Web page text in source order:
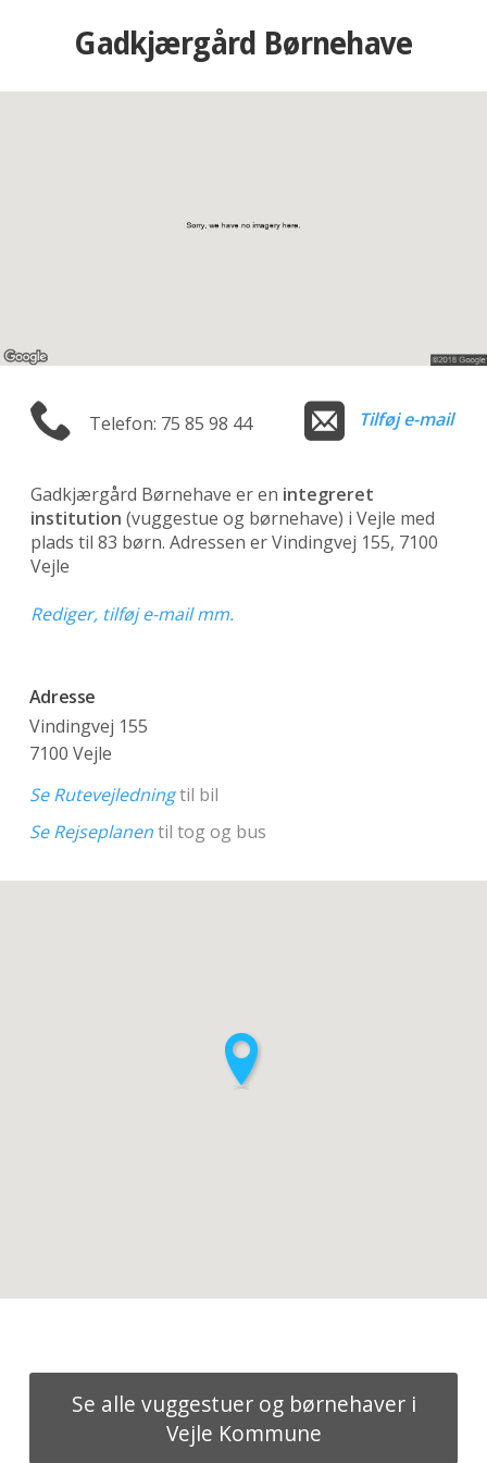
Gadkjærgård Børnehave
Telefon: 75 85 98 44 Tilføj e-mail
Gadkjærgård Børnehave er en integreret
institution (vuggestue og børnehave) i Vejle med
plads til 83 børn. Adressen er Vindingvej 155, 7100
Vejle
Rediger, tilføj e-mail mm.
Adresse
Vindingvej 155
7100 Vejle
Se Rutevejledningtil bil
Se Rejseplanentil tog og bus
Se alle vuggestuer og børnehaver i
Vejle Kommune